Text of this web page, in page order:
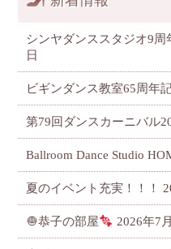
シンヤダンススタジオ9周
日
ビギンダンス教室65周年
第79回ダンスカーニバル
Ballroom Dance Studio
夏のイベント充実！！！
🧅恭子の部屋 2026年7